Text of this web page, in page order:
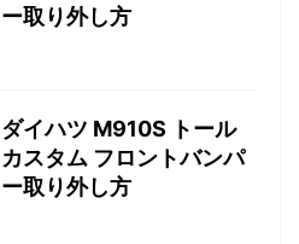
ー取り外し方
ダイハツ M910S トール
カスタム フロントバンパ
ー取り外し方